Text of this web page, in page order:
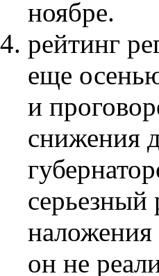
ноябре.
рейтинг
еще
и
снижения
серьезный
он не